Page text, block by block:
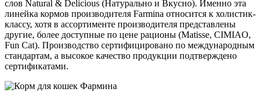
слов Natural & Delicious (Натурально и Вкусно). Именно эта
линейка кормов производителя Farmina относится к холистик-
классу, хотя в ассортименте производителя представлены
другие, более доступные по цене рационы (Matisse, CIMIAO,
Fun Cat). Производство сертифицировано по международным
стандартам, а высокое качество продукции подтверждено
сертификатами.